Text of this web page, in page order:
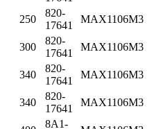
250
820-
17641
MAX1106M3
300
820-
17641
MAX1106M3
340
820-
17641
MAX1106M3
340
820-
17641
MAX1106M3
8A1-